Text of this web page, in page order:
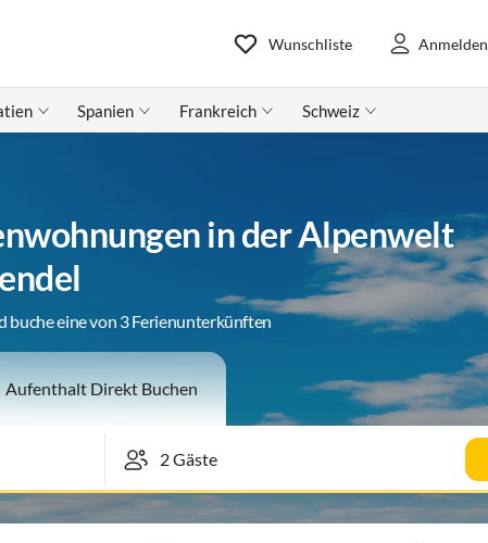
Wunschliste Anmelden
Spanien Frankreich Schweiz
in der Alpenwelt
buche eine von 3 Ferienunterkünften
Aufenthalt Direkt Buchen